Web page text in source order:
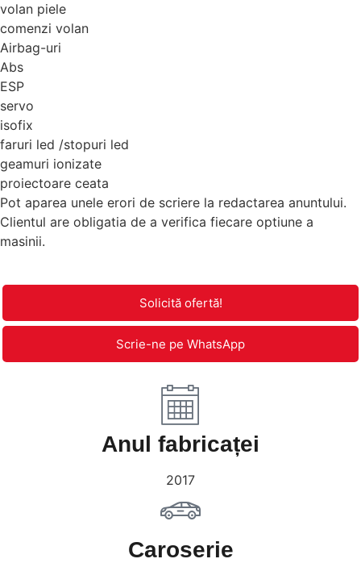
volan piele
comenzi volan
Airbag-uri
Abs
ESP
servo
isofix
faruri led /stopuri led
geamuri ionizate
proiectoare ceata
Pot aparea unele erori de scriere la redactarea anuntului.
Clientul are obligatia de a verifica fiecare optiune a
masinii.
Solicită ofertă!
Scrie-ne pe WhatsApp
Anul fabricaței
2017
Caroserie